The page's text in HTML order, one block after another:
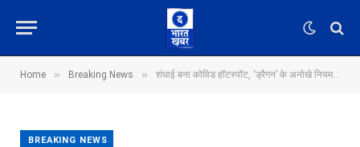
Home » Breaking News » शंघाई बना कोविड हॉटस्पॉट, ‘ड्रैगन’ के अनोखे नियम: kiss नहीं करना और साथ नहीं सोना, भूखे प्यासे तरसे लोग
BREAKING NEWS